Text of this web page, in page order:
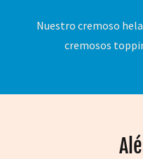
Nuestro cremoso
cremosos